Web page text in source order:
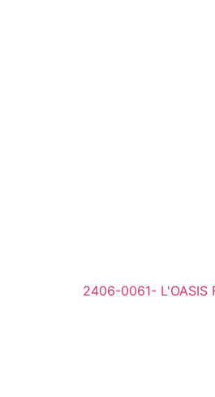
2406-0061- L'OASIS